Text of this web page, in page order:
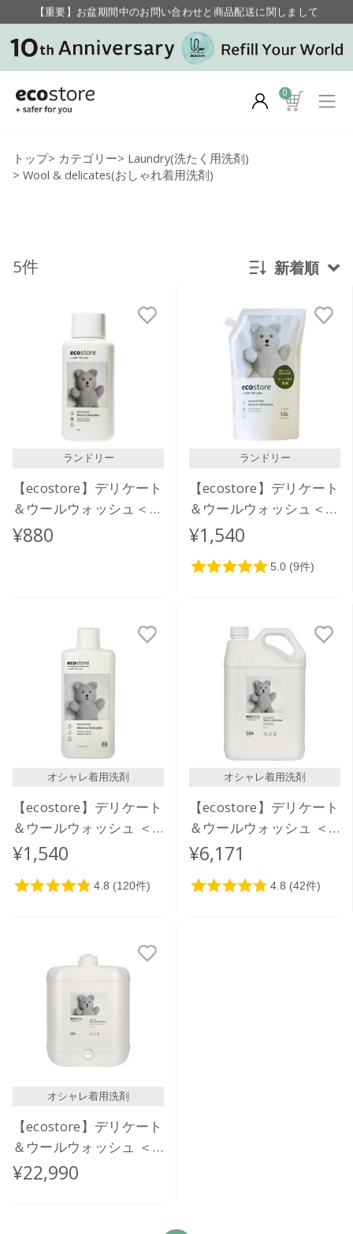
【重要】お盆期間中のお問い合わせと商品配送に関しまして
毎月お得にポイントが貯まる！ “月のポイントアップデー”
0
トップ> カテゴリー> Laundry(洗たく用洗剤)
> Wool & delicates(おしゃれ着用洗剤)
5件 新着順
発売日順
価格が安い
価格が高い
レビューが多い順
人気順
ランドリー
【ecostore】デリケート
＆ウールウォッシュ＜お
しゃれ着用＞ 500ｍL
¥880
ランドリー
【ecostore】デリケート
＆ウールウォッシュ＜お
しゃれ着用＞リフィルパ
ック1L
¥1,540
オシャレ着用洗剤
【ecostore】デリケート
＆ウールウォッシュ ＜
おしゃれ着用＞1L
¥1,540
オシャレ着用洗剤
【ecostore】デリケート
＆ウールウォッシュ ＜
おしゃれ着用＞ 5L
¥6,171
オシャレ着用洗剤
【ecostore】デリケート
＆ウールウォッシュ ＜
おしゃれ着用＞ バルク
¥22,990